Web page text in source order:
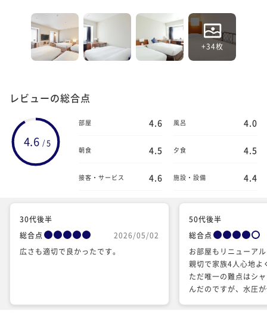
+34枚
レビューの総合点
4.6 /5
部屋 4.6 風呂 4.0
朝食 4.5 夕食 4.5
接客・サービス 4.6 施設・設備 4.4
30代後半
総合点
2026/05/02
広さも適切で良かったです。
50代後半
総合点
お部屋もリニューア
親切で家族4人心地よ
ただ唯一の難点はシ
んだのですが、水圧